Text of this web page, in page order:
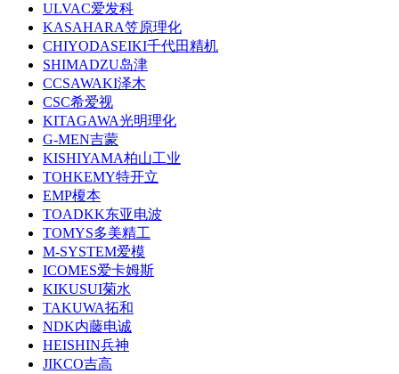
ULVAC爱发科
KASAHARA笠原理化
CHIYODASEIKI千代田精机
SHIMADZU岛津
CCSAWAKI泽木
CSC希爱视
KITAGAWA光明理化
G-MEN吉蒙
KISHIYAMA柏山工业
TOHKEMY特开立
EMP榎本
TOADKK东亚电波
TOMYS多美精工
M-SYSTEM爱模
ICOMES爱卡姆斯
KIKUSUI菊水
TAKUWA拓和
NDK内藤电诚
HEISHIN兵神
JIKCO吉高